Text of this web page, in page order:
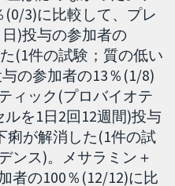
3)に比較して、プレ
)投与の参加者の
(1件の試験；質の低い
の参加者の13％(1/8)
ィック(プロバイオテ
を1日2回12週間)投与
痢が解消した(1件の試
ンス)。メサラミン＋
者の100％(12/12)に比